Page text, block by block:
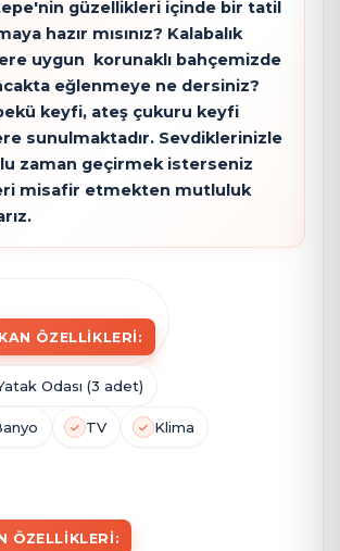
güzellikleri içinde bir tatil
hazır mısınız? Kalabalık
uygun korunaklı bahçemizde
eğlenmeye ne dersiniz?
keyfi, ateş çukuru keyfi
sunulmaktadır. Sevdiklerinizle
zaman geçirmek isterseniz
misafir etmekten mutluluk
ÖZELLIKLERI:
Odası (3 adet)
TV Klima
ÖZELLIKLERI: